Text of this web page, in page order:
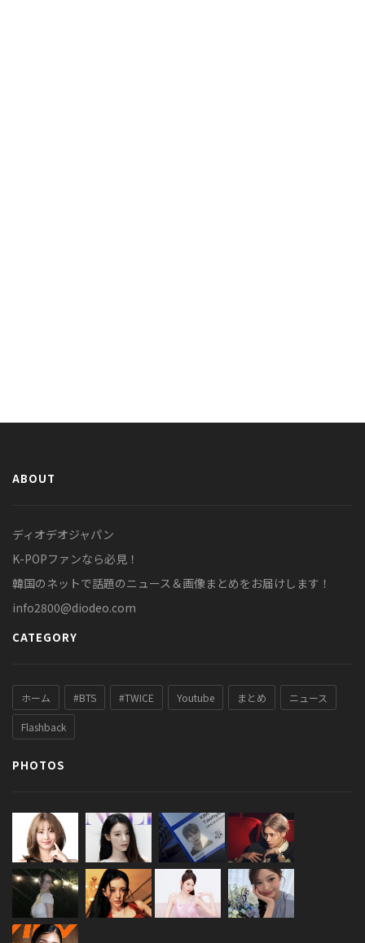
ABOUT
ディオデオジャパン
K-POPファンなら必見！
韓国のネットで話題のニュース＆画像まとめをお届けします！
info2800@diodeo.com
CATEGORY
ホーム #BTS #TWICE Youtube まとめ ニュース
Flashback
PHOTOS